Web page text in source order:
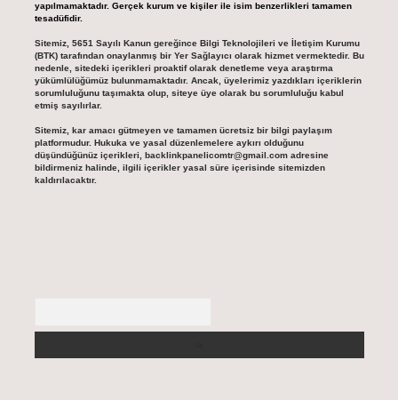
yapılmamaktadır. Gerçek kurum ve kişiler ile isim benzerlikleri tamamen
tesadüfidir.
Sitemiz, 5651 Sayılı Kanun gereğince Bilgi Teknolojileri ve İletişim Kurumu
(BTK) tarafından onaylanmış bir Yer Sağlayıcı olarak hizmet vermektedir. Bu
nedenle, sitedeki içerikleri proaktif olarak denetleme veya araştırma
yükümlülüğümüz bulunmamaktadır. Ancak, üyelerimiz yazdıkları içeriklerin
sorumluluğunu taşımakta olup, siteye üye olarak bu sorumluluğu kabul
etmiş sayılırlar.
Sitemiz, kar amacı gütmeyen ve tamamen ücretsiz bir bilgi paylaşım
platformudur. Hukuka ve yasal düzenlemelere aykırı olduğunu
düşündüğünüz içerikleri, backlinkpanelicomtr@gmail.comadresine
bildirmeniz halinde, ilgili içerikler yasal süre içerisinde sitemizden
kaldırılacaktır.